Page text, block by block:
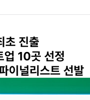
초 진출
업 10곳 선정
이널리스트 선발